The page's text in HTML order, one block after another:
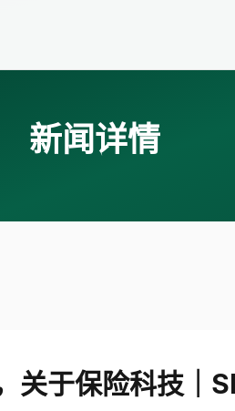
新闻详情
关于保险科技｜